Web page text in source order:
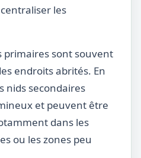
les
primaires sont souvent
endroits abrités. En
nids secondaires
et peuvent être
dans les
ou les zones peu